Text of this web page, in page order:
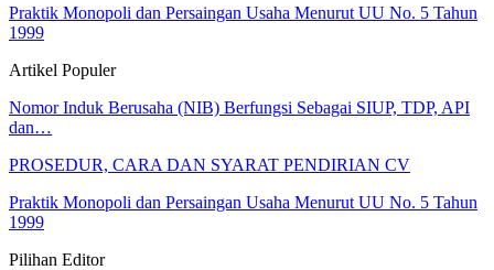
Praktik Monopoli dan Persaingan Usaha Menurut UU No. 5 Tahun
1999
Artikel Populer
Nomor Induk Berusaha (NIB) Berfungsi Sebagai SIUP, TDP, API
dan…
PROSEDUR, CARA DAN SYARAT PENDIRIAN CV
Praktik Monopoli dan Persaingan Usaha Menurut UU No. 5 Tahun
1999
Pilihan Editor